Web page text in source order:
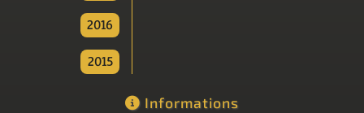
2016
2015
Informations